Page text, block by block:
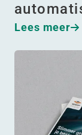
Lees meer